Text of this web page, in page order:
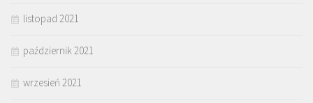
listopad 2021
październik 2021
wrzesień 2021